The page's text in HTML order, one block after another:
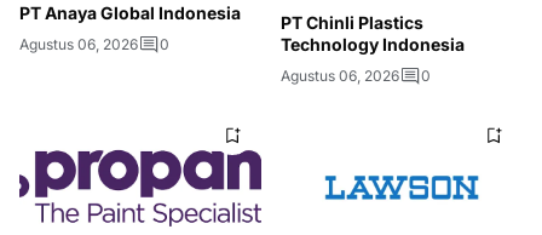
PT Anaya Global Indonesia
Agustus 06, 2026 0
PT Chinli Plastics
Technology Indonesia
Agustus 06, 2026 0